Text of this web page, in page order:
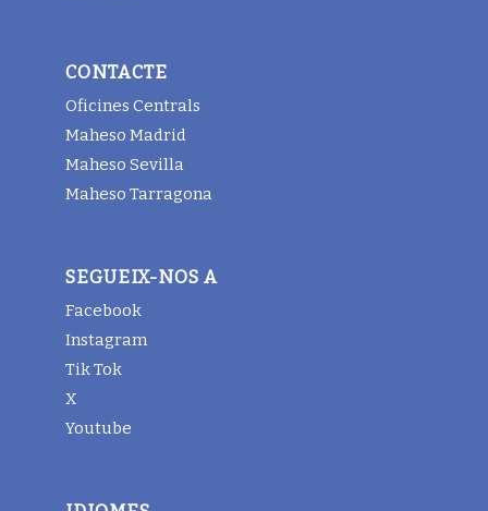
CONTACTE
Oficines Centrals
Maheso Madrid
Maheso Sevilla
Maheso Tarragona
SEGUEIX-NOS A
Facebook
Instagram
Tik Tok
X
Youtube